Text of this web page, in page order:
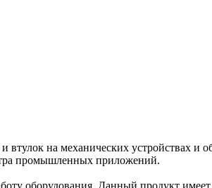
на механических устройствах и
промышленных приложений.
оборудования. Данный продукт